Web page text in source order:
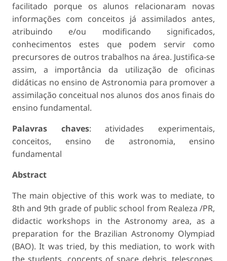
facilitado porque os alunos relacionaram novas
informações com conceitos já assimilados antes,
atribuindo e/ou modificando significados,
conhecimentos estes que podem servir como
precursores de outros trabalhos na área. Justifica-se
assim, a importância da utilização de oficinas
didáticas no ensino de Astronomia para promover a
assimilação conceitual nos alunos dos anos finais do
ensino fundamental.
Palavras chaves: atividades experimentais,
conceitos, ensino de astronomia, ensino
fundamental
Abstract
The main objective of this work was to mediate, to
8th and 9th grade of public school from Realeza /PR,
didactic workshops in the Astronomy area, as a
preparation for the Brazilian Astronomy Olympiad
(BAO). It was tried, by this mediation, to work with